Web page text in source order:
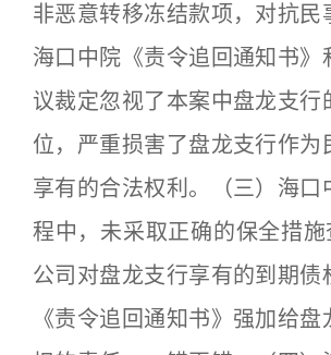
非恶意转移冻结款项，对抗民
海口中院《责令追回通知书》
议裁定忽视了本案中盘龙支行
位，严重损害了盘龙支行作为
享有的合法权利。（三）海口
程中，未采取正确的保全措
公司对盘龙支行享有的到期债
《责令追回通知书》强加给